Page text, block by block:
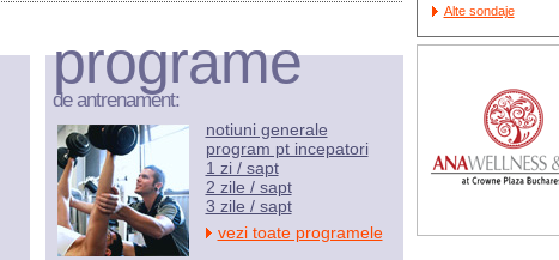
Alte sondaje
programe
de antrenament:
notiuni generale
program pt incepatori
1 zi / sapt
2 zile / sapt
3 zile / sapt
vezi toate programele